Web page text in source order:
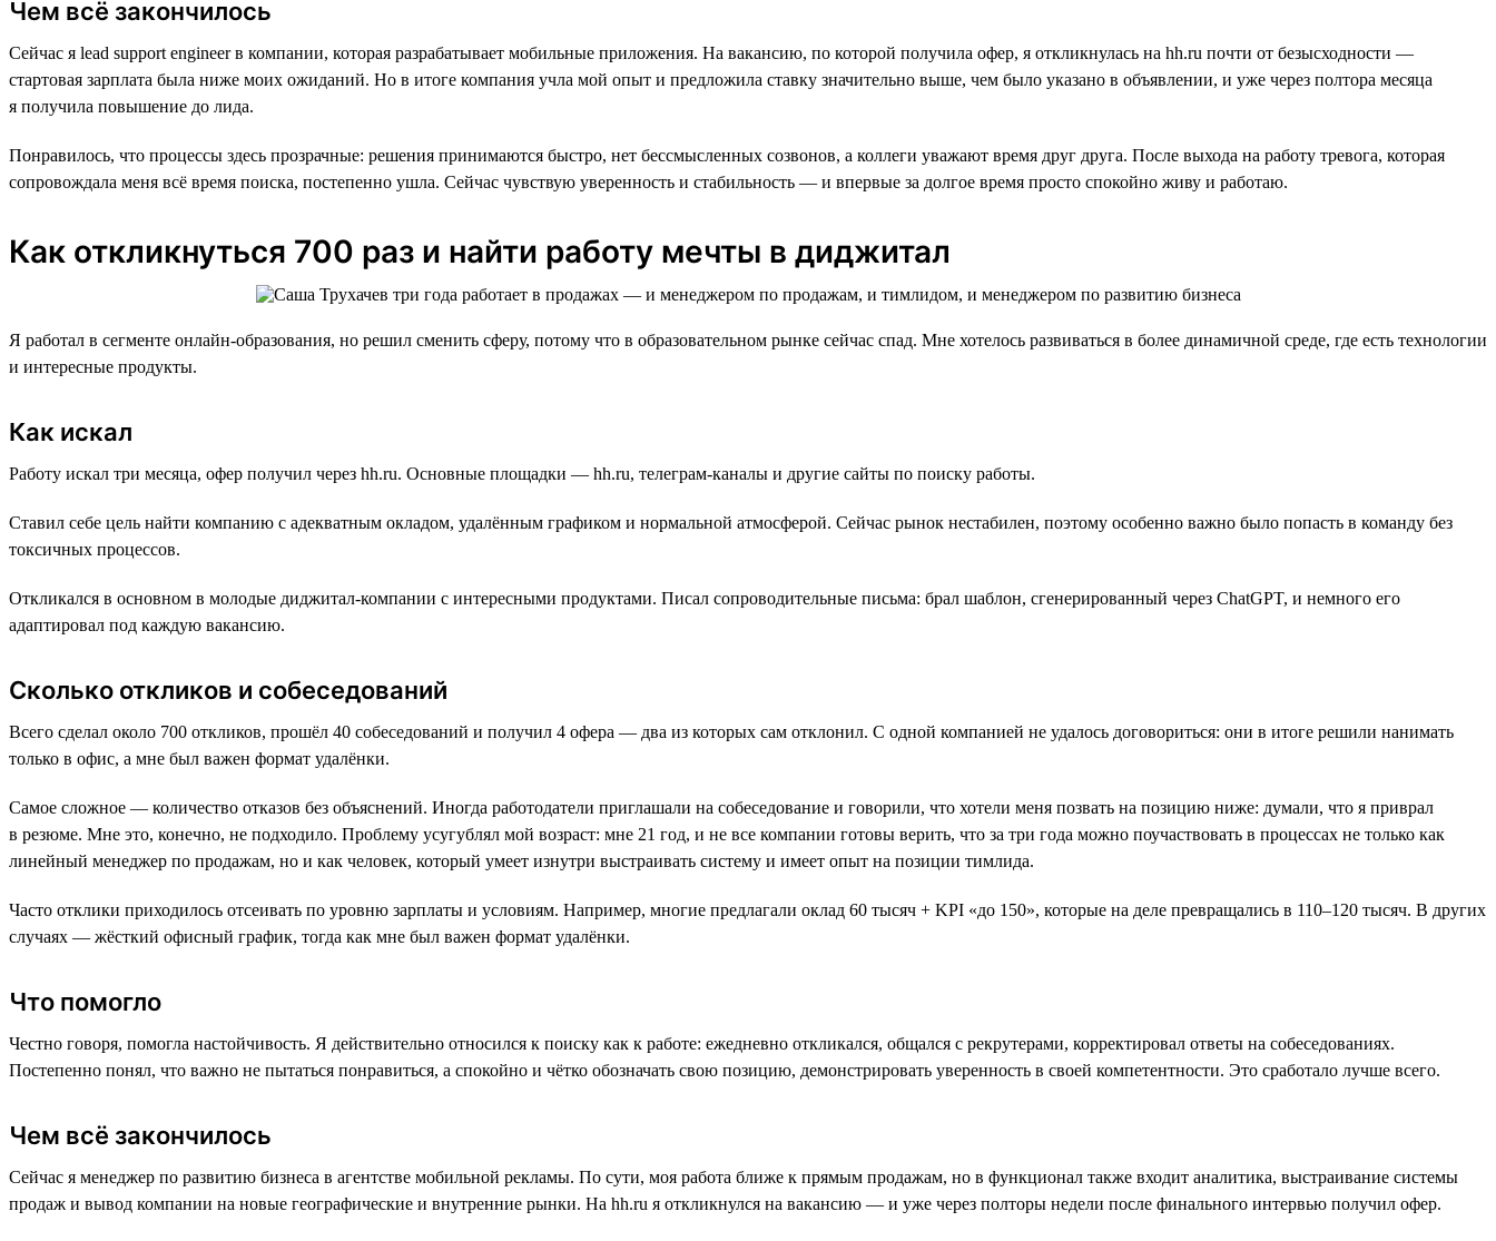
Чем всё закончилось
Сейчас я lead support engineer в компании, которая разрабатывает мобильные приложения. На вакансию, по которой получила офер, я откликнулась на hh.ru почти от безысходности —
стартовая зарплата была ниже моих ожиданий. Но в итоге компания учла мой опыт и предложила ставку значительно выше, чем было указано в объявлении, и уже через полтора месяца
я получила повышение до лида.
Понравилось, что процессы здесь прозрачные: решения принимаются быстро, нет бессмысленных созвонов, а коллеги уважают время друг друга. После выхода на работу тревога, которая
сопровождала меня всё время поиска, постепенно ушла. Сейчас чувствую уверенность и стабильность — и впервые за долгое время просто спокойно живу и работаю.
Как откликнуться 700 раз и найти работу мечты в диджитал
Я работал в сегменте онлайн-образования, но решил сменить сферу, потому что в образовательном рынке сейчас спад. Мне хотелось развиваться в более динамичной среде, где есть технологии
и интересные продукты.
Как искал
Работу искал три месяца, офер получил через hh.ru. Основные площадки — hh.ru, телеграм-каналы и другие сайты по поиску работы.
Ставил себе цель найти компанию с адекватным окладом, удалённым графиком и нормальной атмосферой. Сейчас рынок нестабилен, поэтому особенно важно было попасть в команду без
токсичных процессов.
Откликался в основном в молодые диджитал-компании с интересными продуктами. Писал сопроводительные письма: брал шаблон, сгенерированный через ChatGPT, и немного его
адаптировал под каждую вакансию.
Сколько откликов и собеседований
Всего сделал около 700 откликов, прошёл 40 собеседований и получил 4 офера — два из которых сам отклонил. С одной компанией не удалось договориться: они в итоге решили нанимать
только в офис, а мне был важен формат удалёнки.
Самое сложное — количество отказов без объяснений. Иногда работодатели приглашали на собеседование и говорили, что хотели меня позвать на позицию ниже: думали, что я приврал
в резюме. Мне это, конечно, не подходило. Проблему усугублял мой возраст: мне 21 год, и не все компании готовы верить, что за три года можно поучаствовать в процессах не только как
линейный менеджер по продажам, но и как человек, который умеет изнутри выстраивать систему и имеет опыт на позиции тимлида.
Часто отклики приходилось отсеивать по уровню зарплаты и условиям. Например, многие предлагали оклад 60 тысяч + KPI «до 150», которые на деле превращались в 110–120 тысяч. В других
случаях — жёсткий офисный график, тогда как мне был важен формат удалёнки.
Что помогло
Честно говоря, помогла настойчивость. Я действительно относился к поиску как к работе: ежедневно откликался, общался с рекрутерами, корректировал ответы на собеседованиях.
Постепенно понял, что важно не пытаться понравиться, а спокойно и чётко обозначать свою позицию, демонстрировать уверенность в своей компетентности. Это сработало лучше всего.
Чем всё закончилось
Сейчас я менеджер по развитию бизнеса в агентстве мобильной рекламы. По сути, моя работа ближе к прямым продажам, но в функционал также входит аналитика, выстраивание системы
продаж и вывод компании на новые географические и внутренние рынки. На hh.ru я откликнулся на вакансию — и уже через полторы недели после финального интервью получил офер.